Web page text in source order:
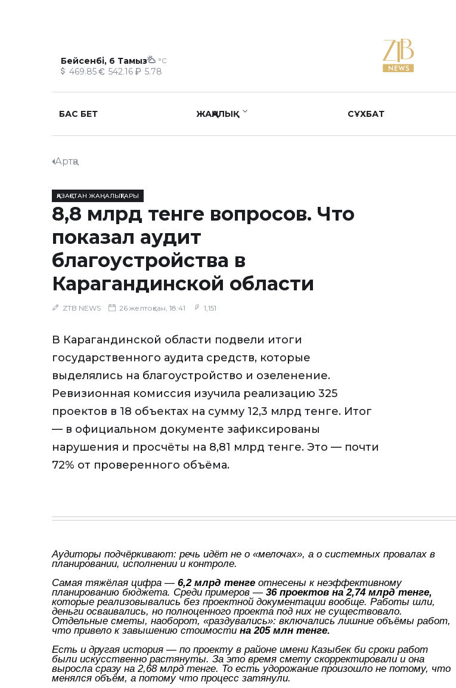
Бейсенбі, 6 Тамыз °C
469.85 542.16 5.78
БАС БЕТ ЖАҢАЛЫҚ СҰХБАТ
Артқа
ҚАЗАҚСТАН ЖАҢАЛЫҚТАРЫ
8,8 млрд тенге вопросов. Что
показал аудит
благоустройства в
Карагандинской области
ZTB NEWS 26 желтоқсан, 18:41 1,151
В Карагандинской области подвели итоги
государственного аудита средств, которые
выделялись на благоустройство и озеленение.
Ревизионная комиссия изучила реализацию 325
проектов в 18 объектах на сумму 12,3 млрд тенге. Итог
— в официальном документе зафиксированы
нарушения и просчёты на 8,81 млрд тенге. Это — почти
72% от проверенного объёма.
Аудиторы подчёркивают: речь идёт не о «мелочах», а о системных провалах в
планировании, исполнении и контроле.
Самая тяжёлая цифра — 6,2 млрд тенге отнесены к неэффективному
планированию бюджета. Среди примеров — 36 проектов на 2,74 млрд тенге,
которые реализовывались без проектной документации вообще. Работы шли,
деньги осваивались, но полноценного проекта под них не существовало.
Отдельные сметы, наоборот, «раздувались»: включались лишние объёмы работ,
что привело к завышению стоимости на 205 млн тенге.
Есть и другая история — по проекту в районе имени Казыбек би сроки работ
были искусственно растянуты. За это время смету скорректировали и она
выросла сразу на 2,68 млрд тенге. То есть удорожание произошло не потому, что
менялся объём, а потому что процесс затянули.